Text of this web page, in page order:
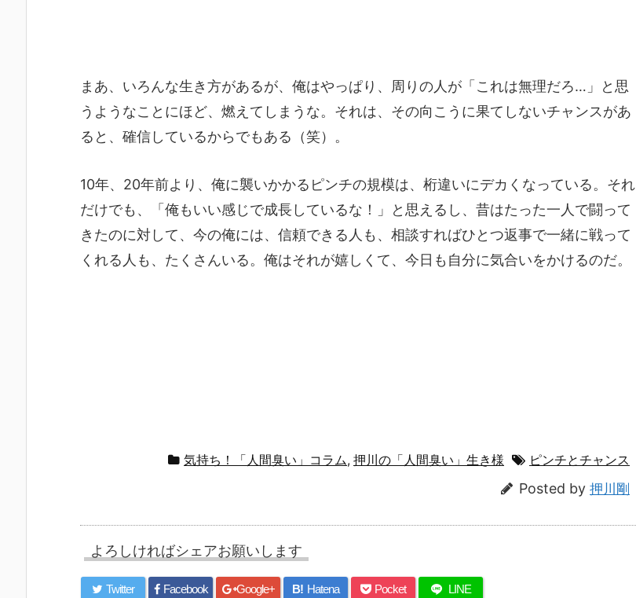
まあ、いろんな生き方があるが、俺はやっぱり、周りの人が「これは無理だろ…」と思
うようなことにほど、燃えてしまうな。それは、その向こうに果てしないチャンスがあ
ると、確信しているからでもある（笑）。
10年、20年前より、俺に襲いかかるピンチの規模は、桁違いにデカくなっている。それ
だけでも、「俺もいい感じで成長しているな！」と思えるし、昔はたった一人で闘って
きたのに対して、今の俺には、信頼できる人も、相談すればひとつ返事で一緒に戦って
くれる人も、たくさんいる。俺はそれが嬉しくて、今日も自分に気合いをかけるのだ。
気持ち！「人間臭い」コラム, 押川の「人間臭い」生き様 ピンチとチャンス
Posted by 押川剛
よろしければシェアお願いします
Twitter Facebook Google+ B! Hatena Pocket LINE